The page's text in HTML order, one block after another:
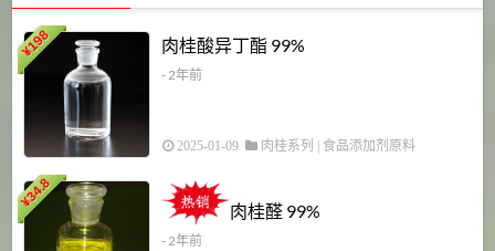
¥
198 肉桂酸异丁酯 99%
- 2年前
2025-01-09 肉桂系列 食品添加剂原料
¥
34.8
肉桂醛 99%
- 2年前